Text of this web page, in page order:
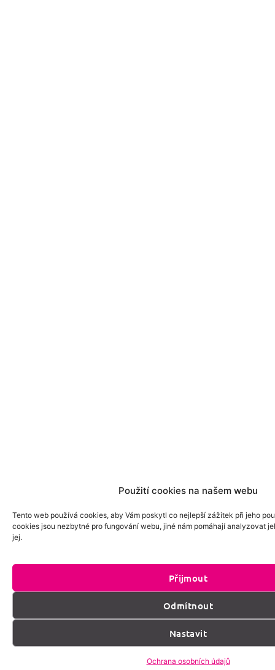
Použití cookies na našem webu
Tento web používá cookies, aby Vám poskytl co nejlepší zážitek při jeho
cookies jsou nezbytné pro fungování webu, jiné nám pomáhají analyzovat
jej.
Přijmout
Odmítnout
Nastavit
Ochrana osobních údajů